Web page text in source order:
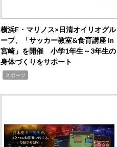
横浜F・マリノス×日清オイリオグル
ープ、「サッカー教室&食育講座 in
宮崎」を開催 小学1年生～3年生の
身体づくりをサポート
スポーツ